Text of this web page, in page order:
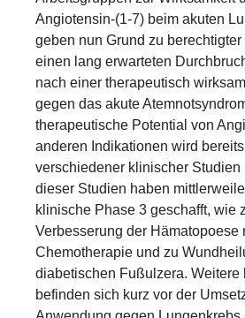
Angiotensin-(1-7) beim akuten
geben nun Grund zu
einen lang erwarteten
nach einer therapeutisch
gegen das akute
therapeutische Potential von
anderen Indikationen wird
verschiedener klinischer Studien
dieser Studien haben
klinische Phase 3 geschafft, wie
Verbesserung der Hämatopoese
Chemotherapie und zu
diabetischen Fußulzera. Weitere
befinden sich kurz vor der